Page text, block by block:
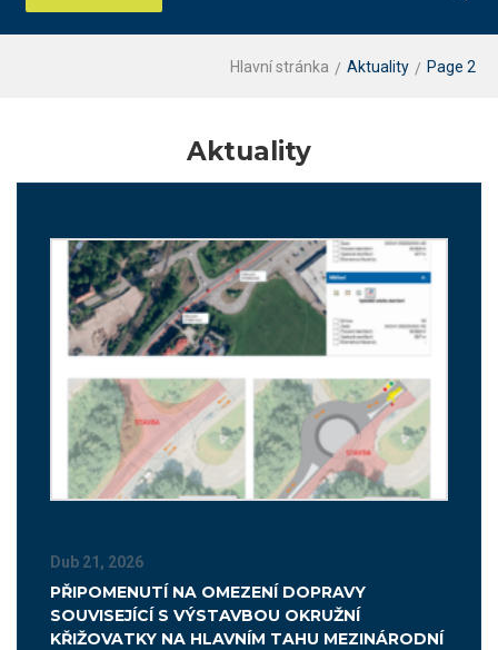
Hlavní stránka Aktuality Page 2
Aktuality
PŘIPOMENUTÍ NA OMEZENÍ DOPRAVY
SOUVISEJÍCÍ S VÝSTAVBOU OKRUŽNÍ
KŘIŽOVATKY NA HLAVNÍM TAHU MEZINÁRODNÍ
Dub 21, 2026